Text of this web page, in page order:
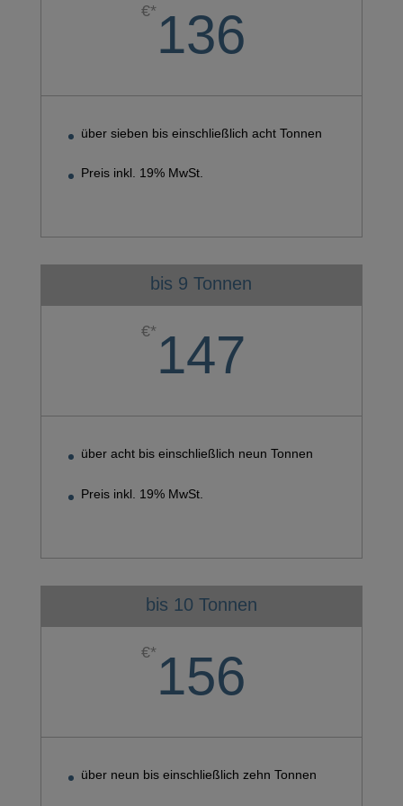
€* 136
über sieben bis einschließlich acht Tonnen
Preis inkl. 19% MwSt.
bis 9 Tonnen
€* 147
über acht bis einschließlich neun Tonnen
Preis inkl. 19% MwSt.
bis 10 Tonnen
€* 156
über neun bis einschließlich zehn Tonnen